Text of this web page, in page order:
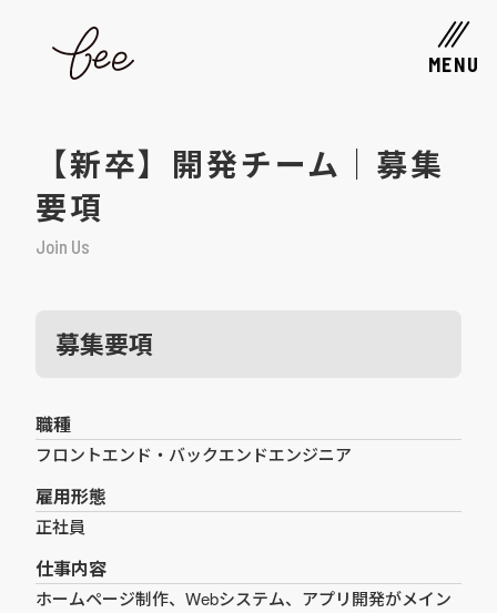
MENU
【新卒】開発チーム｜募集
要項
Join Us
募集要項
職種
フロントエンド・バックエンドエンジニア
雇用形態
正社員
仕事内容
ホームページ制作、Webシステム、アプリ開発がメイン